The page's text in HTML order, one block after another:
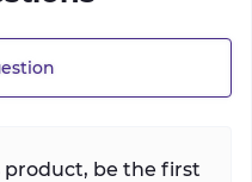
product, be the first